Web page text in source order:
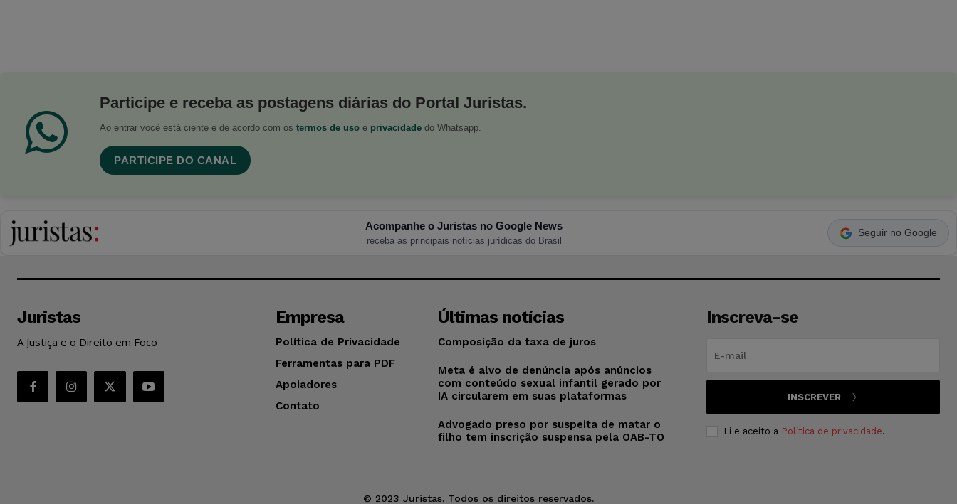
Participe e receba as postagens diárias do Portal Juristas.
Ao entrar você está ciente e de acordo com os termos de uso e privacidade do Whatsapp.
PARTICIPE DO CANAL
Acompanhe o Juristas no Google News
receba as principais notícias jurídicas do Brasil
Seguir no Google
Juristas
A Justiça e o Direito em Foco
Empresa
Política de Privacidade
Ferramentas para PDF
Apoiadores
Contato
Últimas notícias
Composição da taxa de juros
Meta é alvo de denúncia após anúncios
com conteúdo sexual infantil gerado por
IA circularem em suas plataformas
Advogado preso por suspeita de matar o
filho tem inscrição suspensa pela OAB-TO
Inscreva-se
INSCREVER
Li e aceito a Política de privacidade.
© 2023 Juristas. Todos os direitos reservados.